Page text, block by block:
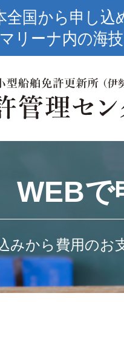
全国から申し
リーナ内の海
WEBで
みから費用のお